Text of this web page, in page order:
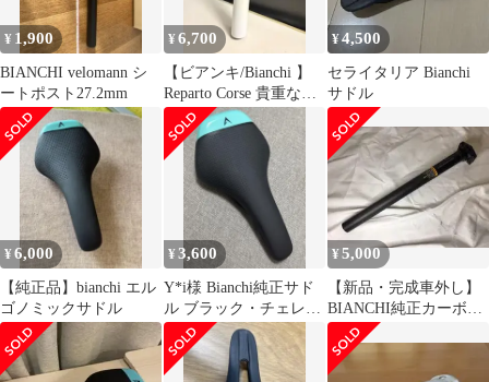
¥ 1,900
BIANCHI velomann シ
ートポスト27.2mm
¥6,700
【ビアンキ/Bianchi 】
Reparto Corse 貴重な白
シートポスト
¥4,500
セライタリア Bianchi
サドル
¥6,000
【純正品】bianchi エル
ゴノミックサドル
¥3,600
Y*i様 Bianchi純正サド
ル ブラック・チェレス
テ
¥5,000
【新品・完成車外し】
BIANCHI純正カーボン
シートピラー
(VELOMANN)